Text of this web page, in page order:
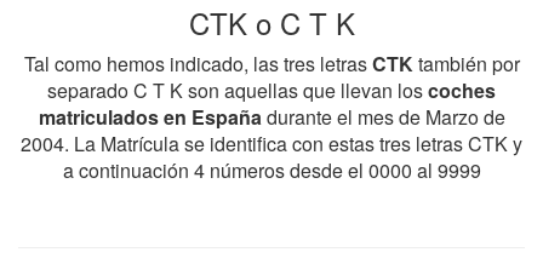
CTK o C T K
Tal como hemos indicado, las tres letrasCTKtambién por
separado C T K son aquellas que llevan loscoches
matriculados en Españadurante el mes de Marzo de
2004. La Matrícula se identifica con estas tres letras CTK y
a continuación 4 números desde el 0000 al 9999